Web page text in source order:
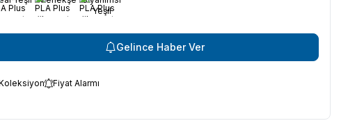
Yeşil
Gelince Haber Ver
Fiyat Alarmı